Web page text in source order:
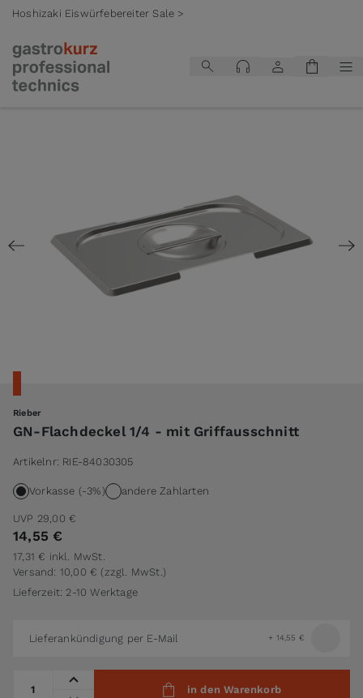
Hoshizaki Eiswürfebereiter Sale >
Rieber
GN-Flachdeckel 1/4 - mit Griffausschnitt
Artikelnr: RIE-84030305
Vorkasse (-3%) andere Zahlarten
UVP 29,00 €
14,55 €
17,31 € inkl. MwSt.
Versand: 10,00 € (zzgl. MwSt.)
Lieferzeit: 2-10 Werktage
Lieferankündigung per E-Mail + 14,55 €
in den Warenkorb